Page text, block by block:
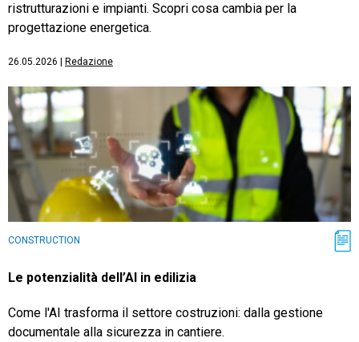
ristrutturazioni e impianti. Scopri cosa cambia per la
progettazione energetica.
26.05.2026 | Redazione
CONSTRUCTION
Le potenzialità dell’AI in edilizia
Come l'AI trasforma il settore costruzioni: dalla gestione
documentale alla sicurezza in cantiere.